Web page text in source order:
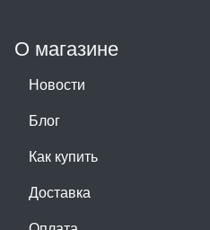
О магазине
Новости
Блог
Как купить
Доставка